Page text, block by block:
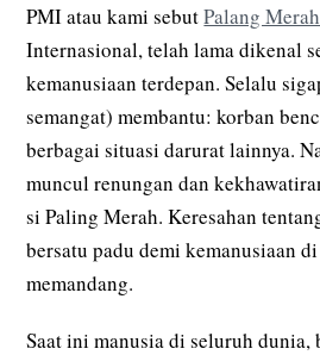
PMI atau kami sebutPalang
Internasional, telah lama dikenal
kemanusiaan terdepan. Selalu
semangat) membantu: korban
berbagai situasi darurat lainnya.
muncul renungan dan
si Paling Merah. Keresahan
bersatu padu demi kemanusiaan
memandang.
Saat ini manusia di seluruh